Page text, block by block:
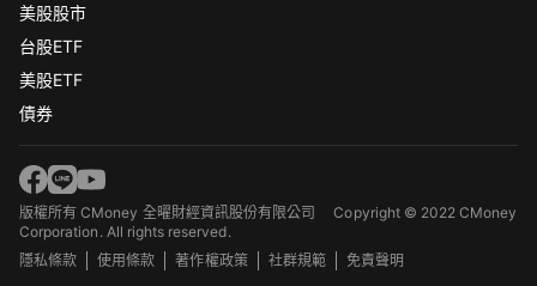
美股股市
台股ETF
美股ETF
債券
版權所有 CMoney 全曜財經資訊股份有限公司Copyright © 2022 CMoney
Corporation. All rights reserved.
隱私條款
使用條款 著作權政策 社群規範 免責聲明